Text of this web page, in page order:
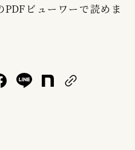
ビューワーで読めま